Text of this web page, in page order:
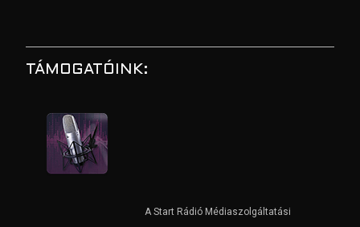
TÁMOGATÓINK:
A Start Rádió Médiaszolgáltatási